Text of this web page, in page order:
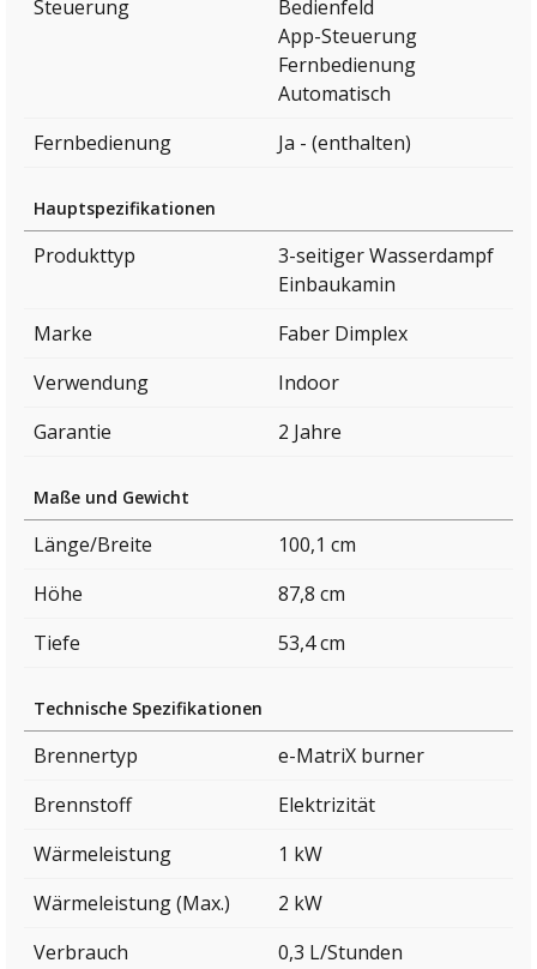
Steuerung
Bedienfeld
App-Steuerung
Fernbedienung
Automatisch
Fernbedienung
Ja - (enthalten)
Hauptspezifikationen
Produkttyp
3-seitiger Wasserdampf
Einbaukamin
Marke
Faber Dimplex
Verwendung
Indoor
Garantie
2 Jahre
Maße und Gewicht
Länge/Breite
100,1 cm
Höhe
87,8 cm
Tiefe
53,4 cm
Technische Spezifikationen
Brennertyp
e-MatriX burner
Brennstoff
Elektrizität
Wärmeleistung
1 kW
Wärmeleistung (Max.)
2 kW
Verbrauch
0,3 L/Stunden